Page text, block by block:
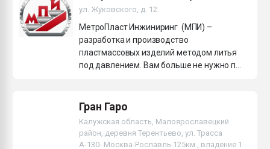
ПЕРЕЙТИ НА
ул. Жуковского, д. 12.
МетроПласт Инжиниринг (МПИ) –
разработка и производство
пластмассовых изделий методом литья
под давлением. Вам больше не нужно п...
Гран Гаро
Калужская область, Малоярославецкий
район, деревня Терентьево, ул. Трасса
А-130- Москва-Рославль 125км., владение 1